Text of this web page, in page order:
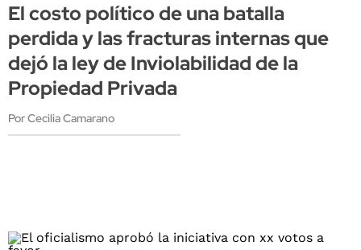
El costo político de una batalla
perdida y las fracturas internas que
dejó la ley de Inviolabilidad de la
Propiedad Privada
Por Cecilia Camarano